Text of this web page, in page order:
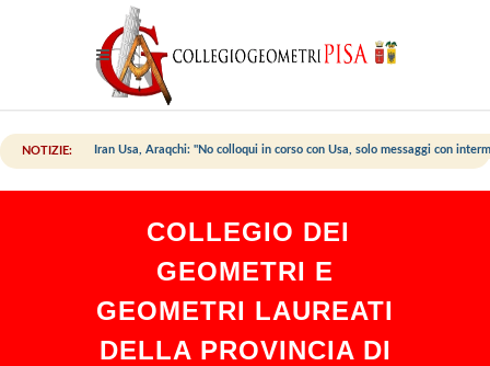
NOTIZIE: Iran Usa, Araqchi: "No colloqui in corso con Usa, solo messaggi con
COLLEGIO DEI
GEOMETRI E
GEOMETRI LAUREATI
DELLA PROVINCIA DI